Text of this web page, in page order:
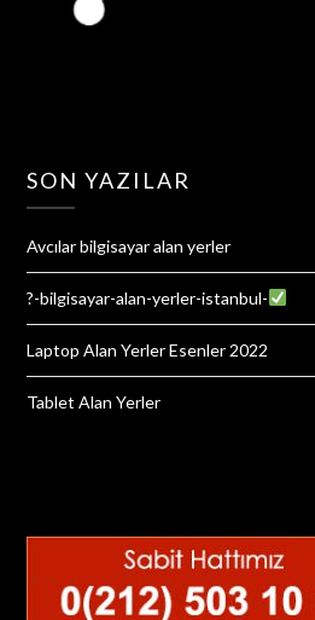
SON YAZILAR
Avcılar bilgisayar alan yerler
?-bilgisayar-alan-yerler-istanbul-
Laptop Alan Yerler Esenler 2022
Tablet Alan Yerler